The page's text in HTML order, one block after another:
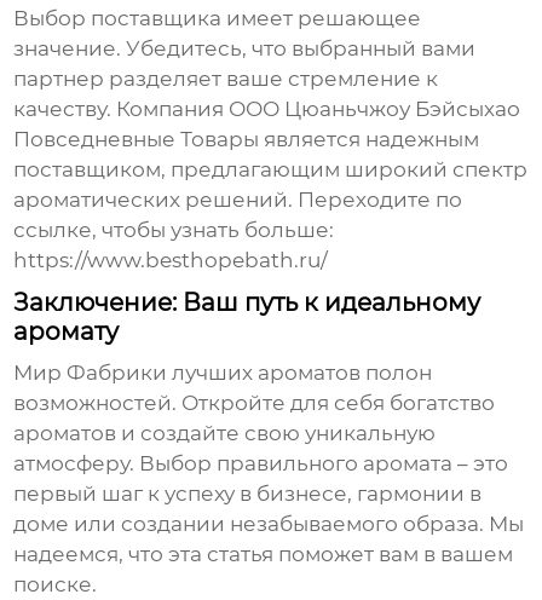
Выбор поставщика имеет решающее
значение. Убедитесь, что выбранный вами
партнер разделяет ваше стремление к
качеству. Компания ООО Цюаньчжоу Бэйсыхао
Повседневные Товары является надежным
поставщиком, предлагающим широкий спектр
ароматических решений. Переходите по
ссылке, чтобы узнать больше:
https://www.besthopebath.ru/
Заключение: Ваш путь к идеальному
аромату
Мир Фабрики лучших ароматов полон
возможностей. Откройте для себя богатство
ароматов и создайте свою уникальную
атмосферу. Выбор правильного аромата – это
первый шаг к успеху в бизнесе, гармонии в
доме или создании незабываемого образа. Мы
надеемся, что эта статья поможет вам в вашем
поиске.